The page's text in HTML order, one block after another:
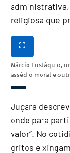
religiosa que
Márcio Eustáquio,
assédio moral e
Juçara
onde para
valor”. No
gritos e